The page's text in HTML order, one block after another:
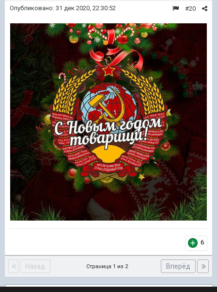
#20
Опубликовано: 31 дек 2020, 22:30:52
6
Назад Вперёд
Страница 1 из 2